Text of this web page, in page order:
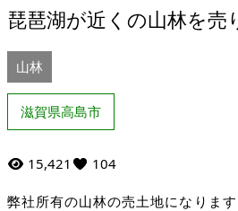
琵琶湖が近くの山林を売
山林
滋賀県高島市
15,421 104
弊社所有の山林の売土地になりま